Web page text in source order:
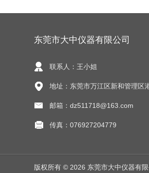
东莞市大中仪器有限公司
联系人：王小姐
地址：东莞市万江区新和管理区
邮箱：dz511718@163.com
传真：076927204779
版权所有 © 2026 东莞市大中仪器有